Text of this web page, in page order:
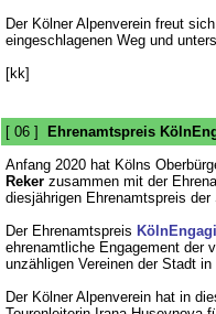
Der Kölner Alpenverein freut
eingeschlagenen Weg und
[kk]
[ 06 ]
Ehrenamtspreis
Anfang 2020 hat Kölns
Rekerzusammen mit der
diesjährigen Ehrenamtspreis
Der Ehrenamtspreis
ehrenamtliche Engagement der
unzähligen Vereinen der Stadt
Der Kölner Alpenverein hat in